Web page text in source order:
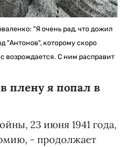
"Я очень рад, что дожил
"Антонов", которому скоро
возрождается. С ним расправит
плену я попал в
23 июня 1941 года,
- продолжает